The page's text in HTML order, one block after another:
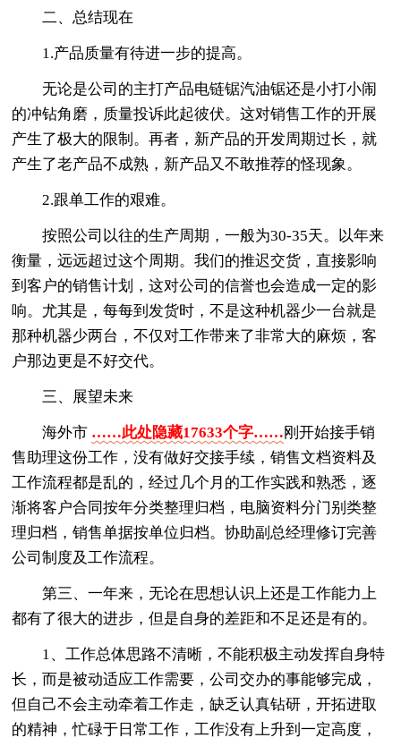
二、总结现在
1.产品质量有待进一步的提高。
无论是公司的主打产品电链锯汽油锯还是小打小闹
的冲钻角磨，质量投诉此起彼伏。这对销售工作的开展
产生了极大的限制。再者，新产品的开发周期过长，就
产生了老产品不成熟，新产品又不敢推荐的怪现象。
2.跟单工作的艰难。
按照公司以往的生产周期，一般为30-35天。以年来
衡量，远远超过这个周期。我们的推迟交货，直接影响
到客户的销售计划，这对公司的信誉也会造成一定的影
响。尤其是，每每到发货时，不是这种机器少一台就是
那种机器少两台，不仅对工作带来了非常大的麻烦，客
户那边更是不好交代。
三、展望未来
海外市 ……此处隐藏17633个字……刚开始接手销
售助理这份工作，没有做好交接手续，销售文档资料及
工作流程都是乱的，经过几个月的工作实践和熟悉，逐
渐将客户合同按年分类整理归档，电脑资料分门别类整
理归档，销售单据按单位归档。协助副总经理修订完善
公司制度及工作流程。
第三、一年来，无论在思想认识上还是工作能力上
都有了很大的进步，但是自身的差距和不足还是有的。
1、工作总体思路不清晰，不能积极主动发挥自身特
长，而是被动适应工作需要，公司交办的事能够完成，
但自己不会主动牵着工作走，缺乏认真钻研，开拓进取
的精神，忙碌于日常工作，工作没有上升到一定高度，